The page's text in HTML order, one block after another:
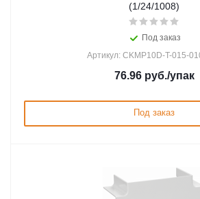
(1/24/1008)
Под заказ
Артикул: CKMP10D-T-015-
76.96руб./упак
Под заказ